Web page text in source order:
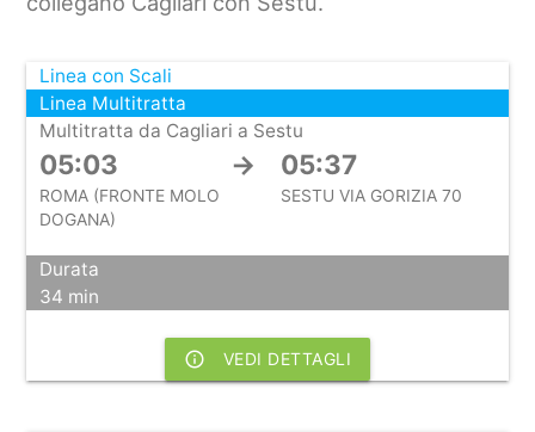
Linea con Scali
Linea Multitratta
Multitratta da Cagliari a Sestu
05:03 → 05:37
ROMA (FRONTE MOLO
DOGANA)
SESTU VIA GORIZIA 70
Durata
34 min
info_outline VEDI DETTAGLI